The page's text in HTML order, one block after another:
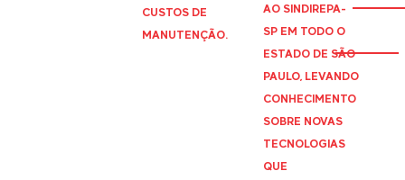
CUSTOS DE
MANUTENÇÃO.
AO SINDIREPA-
SP EM TODO O
ESTADO DE SÃO
PAULO, LEVANDO
CONHECIMENTO
SOBRE NOVAS
TECNOLOGIAS
QUE